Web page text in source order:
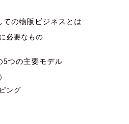
ての物販ビジネスとは
必要なもの
5つの主要モデル
ング